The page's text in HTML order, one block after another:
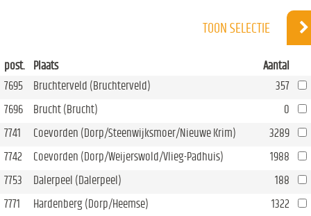
TOON SELECTIE
post. Plaats
Aantal
7695
Bruchterveld (Bruchterveld)
357
7696
Brucht (Brucht)
0
7741
Coevorden (Dorp/Steenwijksmoer/Nieuwe Krim)
3289
7742
Coevorden (Dorp/Weijerswold/Vlieg-Padhuis)
1988
7753
Dalerpeel (Dalerpeel)
188
7771
Hardenberg (Dorp/Heemse)
1322